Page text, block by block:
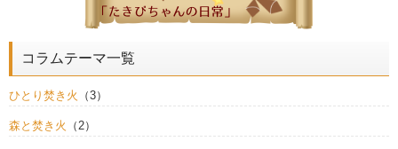
コラムテーマ一覧
ひとり焚き火 （3）
森と焚き火 （2）